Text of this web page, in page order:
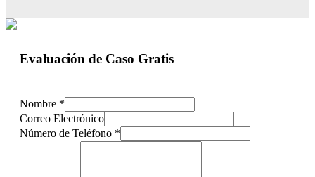
Evaluación de Caso Gratis
Nombre *
Correo Electrónico
Número de Teléfono *